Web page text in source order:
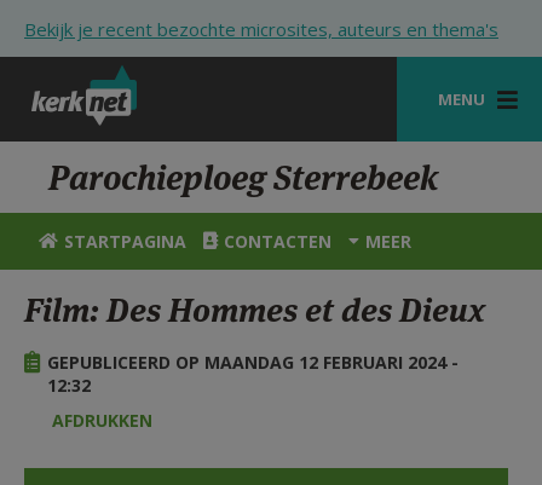
Bekijk je recent bezochte microsites, auteurs en thema's
MENU
STARTPAGINA
KERK
VIERINGEN
SHOP
ZOEKEN
HULP
STARTPAGINA PORTAAL
Parochieploeg Sterrebeek
STARTPAGINA CONTACTEN MEER
Film: Des Hommes et des Dieux
GEPUBLICEERD OP MAANDAG 12 FEBRUARI 2024 -
12:32
AFDRUKKEN